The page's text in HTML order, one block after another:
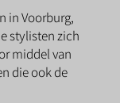
in Voorburg,
stylisten zich
middel van
die ook de